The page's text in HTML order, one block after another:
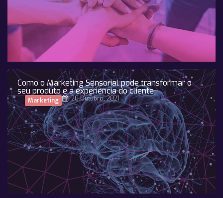
Como o Marketing Sensorial pode transformar o
seu produto e a experiência do cliente
Marketing 20 Outubro, 2021